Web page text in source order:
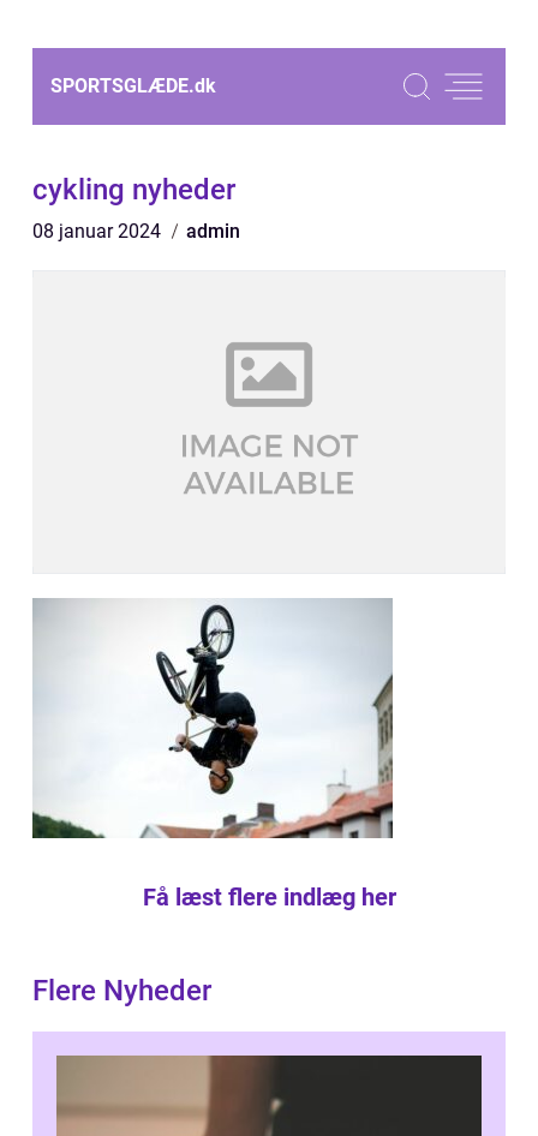
SPORTSGLÆDE.dk
cykling nyheder
08 januar 2024 admin
Få læst flere indlæg her
Flere Nyheder